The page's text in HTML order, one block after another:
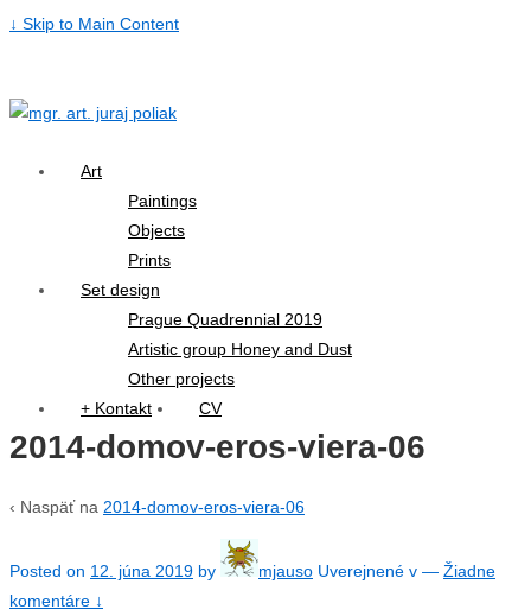
↓ Skip to Main Content
Art
Paintings
Objects
Prints
Set design
Prague Quadrennial 2019
Artistic group Honey and Dust
Other projects
+ Kontakt
CV
2014-domov-eros-viera-06
‹ Naspäť na 2014-domov-eros-viera-06
Posted on 12. júna 2019 by mjauso Uverejnené v — Žiadne
komentáre ↓